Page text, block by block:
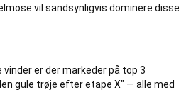
vil sandsynligvis dominere disse
er der markeder på top 3
gule trøje efter etape X" — alle med